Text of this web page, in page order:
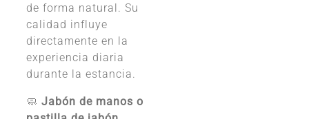
de forma natural. Su
calidad influye
directamente en la
experiencia diaria
durante la estancia.
🧼 Jabón de manos o